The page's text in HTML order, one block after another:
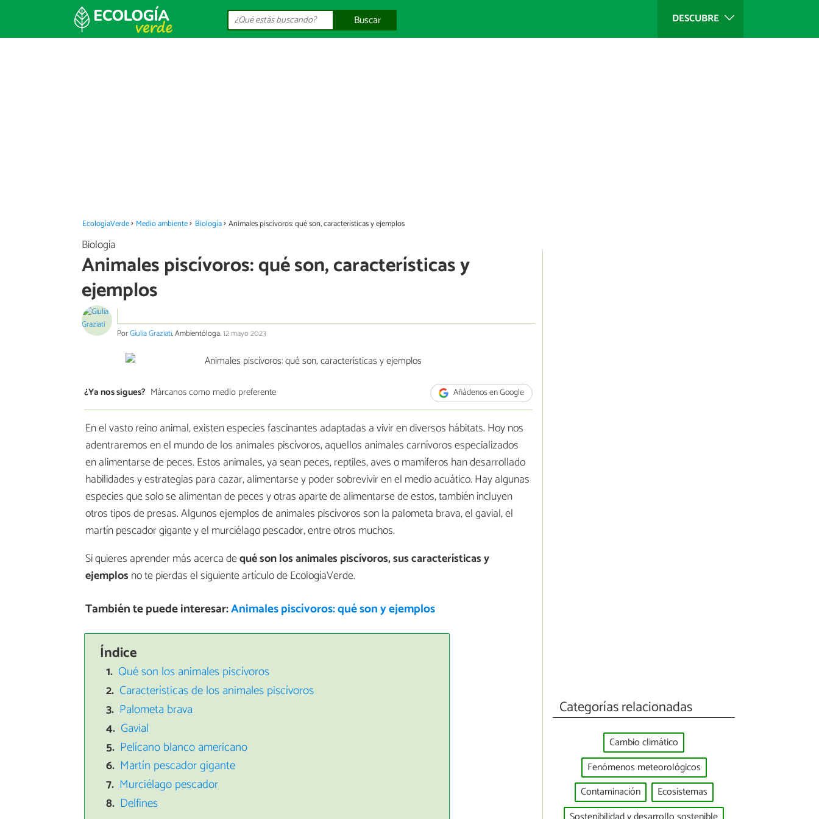
DESCUBRE
Buscar
EcologíaVerde Medio ambiente Biología Animales piscívoros: qué son, características y ejemplos
Biología
Animales piscívoros: qué son, características y
ejemplos
PorGiulia Graziati, Ambientóloga.12 mayo 2023
¿Ya nos sigues? Márcanos como medio preferente Añádenos en Google
En el vasto reino animal, existen especies fascinantes adaptadas a vivir en diversos hábitats. Hoy nos
adentraremos en el mundo de los animales piscívoros, aquellos animales carnívoros especializados
en alimentarse de peces. Estos animales, ya sean peces, reptiles, aves o mamíferos han desarrollado
habilidades y estrategias para cazar, alimentarse y poder sobrevivir en el medio acuático. Hay algunas
especies que solo se alimentan de peces y otras aparte de alimentarse de estos, también incluyen
otros tipos de presas. Algunos ejemplos de animales piscívoros son la palometa brava, el gavial, el
martín pescador gigante y el murciélago pescador, entre otros muchos.
Si quieres aprender más acerca dequé son los animales piscívoros, sus características y
ejemplos no te pierdas el siguiente artículo de EcologíaVerde.
También te puede interesar:Animales piscívoros: qué son y ejemplos
Índice
Qué son los animales piscívoros
Características de los animales piscívoros
Palometa brava
Gavial
Pelícano blanco americano
Martín pescador gigante
Murciélago pescador
Delfines
Categorías relacionadas
Cambio climático
Fenómenos meteorológicos
Contaminación
Ecosistemas